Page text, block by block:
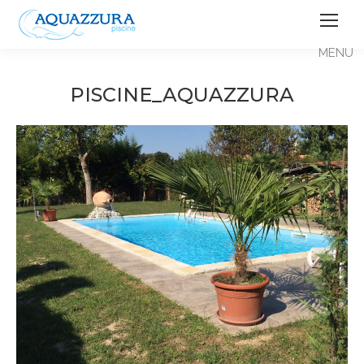
PISCINE_AQUAZZURA